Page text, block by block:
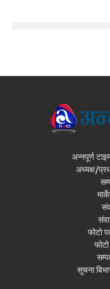
अन्नपूर्ण
अध्यक्ष/
फोटो
सूचना